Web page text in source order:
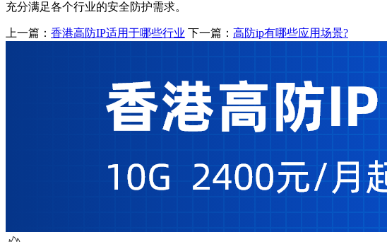
充分满足各个行业的安全防护需求。
上一篇： 香港高防IP适用于哪些行业 下一篇： 高防ip有哪些应用场景?